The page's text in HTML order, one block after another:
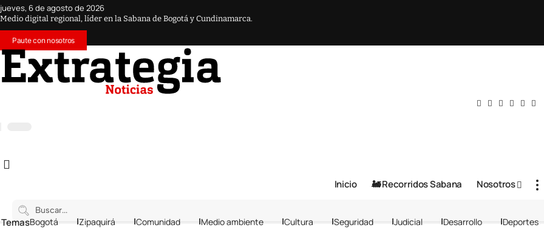
jueves, 6 de agosto de 2026
Medio digital regional, líder en la Sabana de Bogotá y Cundinamarca.
Paute con nosotros
Inicio 🚂 Recorridos Sabana Nosotros
Bogotá Zipaquirá Comunidad Medio ambiente Cultura Seguridad Judicial Desarrollo Deportes